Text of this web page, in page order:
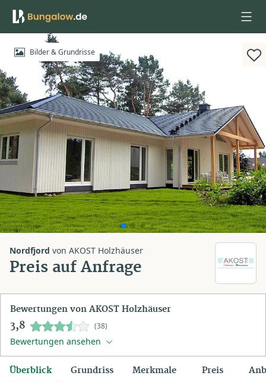
Anmelden
Bilder & Grundrisse
Nordfjord von AKOST Holzhäuser
Preis auf Anfrage
Bewertungen von AKOST Holzhäuser
3,8 (38)
Bewertungen ansehen
Überblick Grundriss Merkmale Preis